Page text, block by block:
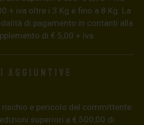
+ iva oltre i 3 Kg e fino a 8 Kg. La
di pagamento in contanti alla
di € 5,00 + iva.
aggiuntive
rischio e pericolo del committente.
superiori a € 500,00 di